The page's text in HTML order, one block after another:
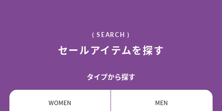
( SEARCH )
セールアイテムを探す
タイプから探す
WOMEN MEN